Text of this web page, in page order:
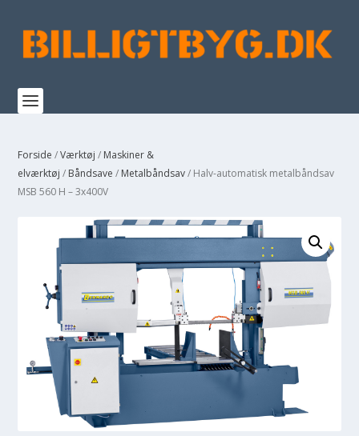
Forside /Værktøj / Maskiner &
elværktøj / Båndsave / Metalbåndsav/ Halv-automatisk metalbåndsav
MSB 560 H – 3x400V